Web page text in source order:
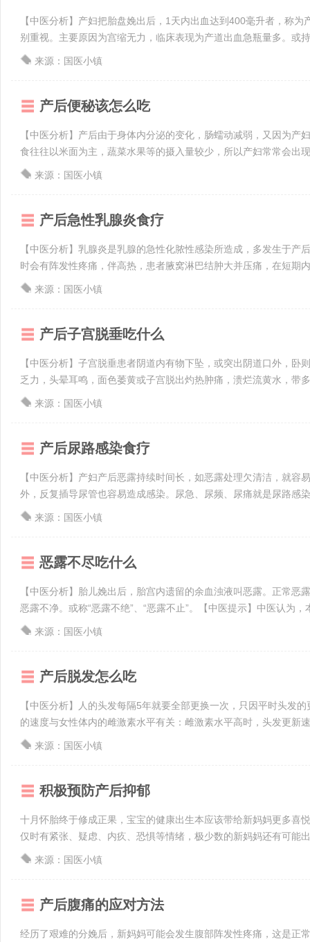
【中医分析】产妇把胎盘娩出后，1天内出血达到400毫升者，称
别重视。主要原因为宫缩无力，临床表现为产道出血急瓶量多。或
来源：国医小镇
产后便秘该怎么吃
【中医分析】产后由于身体内分泌的变化，肠蠕动减弱，又因为
食往往以米面为主，蔬菜水果等的摄入量较少，所以产妇常常会出
来源：国医小镇
产后急性乳腺炎食疗
【中医分析】乳腺炎是乳腺的急性化脓性感染所造成，多发生于
时会有阵发性疼痛，伴高热，患者腋窝淋巴结肿大并压痛，在短期
来源：国医小镇
产后子宫脱垂吃什么
【中医分析】子宫脱垂患者阴道内有物下坠，或突出阴道口外，
乏力，头晕耳鸣，面色萎黄或子宫脱出灼热肿痛，溃烂流黄水，带
来源：国医小镇
产后尿路感染食疗
【中医分析】产妇产后恶露持续时间长，如恶露处理欠清洁，就
外，反复插导尿管也容易造成感染。尿急、尿频、尿痛就是尿路感
来源：国医小镇
恶露不尽吃什么
【中医分析】胎儿娩出后，胎宫内遗留的余血浊液叫恶露。正常
恶露不净。或称“恶露不绝”、“恶露不止”。【中医提示】中医认为
来源：国医小镇
产后脱发怎么吃
【中医分析】人的头发每隔5年就要全部更换一次，只因平时头发
的速度与女性体内的雌激素水平有关：雌激素水平高时，头发更新
来源：国医小镇
积极预防产后抑郁
十月怀胎终于修成正果，宝宝的健康出生本应该带给新妈妈更多喜
仅时有紧张、疑虑、内疚、恐惧等情绪，极少数的新妈妈还有可能
来源：国医小镇
产后腹痛的应对方法
经历了艰难的分娩后，新妈妈可能会发生腹部阵发性疼痛，这是正